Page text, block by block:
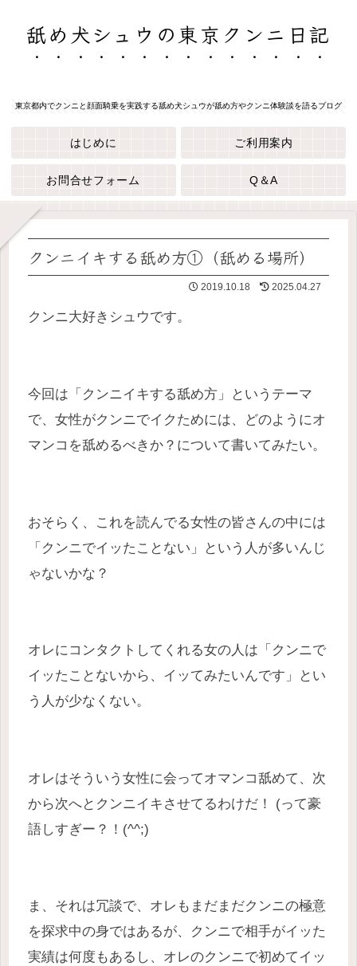
舐め犬シュウの東京クンニ日記
東京都内でクンニと顔面騎乗を実践する舐め犬シュウが舐め方やクンニ体験談を語るブログ
はじめに ご利用案内
お問合せフォーム Q＆A
クンニイキする舐め方①（舐める場所）
2019.10.18 2025.04.27
クンニ大好きシュウです。
今回は「クンニイキする舐め方」というテーマ
で、女性がクンニでイクためには、どのようにオ
マンコを舐めるべきか？について書いてみたい。
おそらく、これを読んでる女性の皆さんの中には
「クンニでイッたことない」という人が多いんじ
ゃないかな？
オレにコンタクトしてくれる女の人は「クンニで
イッたことないから、イッてみたいんです」とい
う人が少なくない。
オレはそういう女性に会ってオマンコ舐めて、次
から次へとクンニイキさせてるわけだ！ (って豪
語しすぎー？！(^^;)
ま、それは冗談で、オレもまだまだクンニの極意
を探求中の身ではあるが、クンニで相手がイッた
実績は何度もあるし、オレのクンニで初めてイッ